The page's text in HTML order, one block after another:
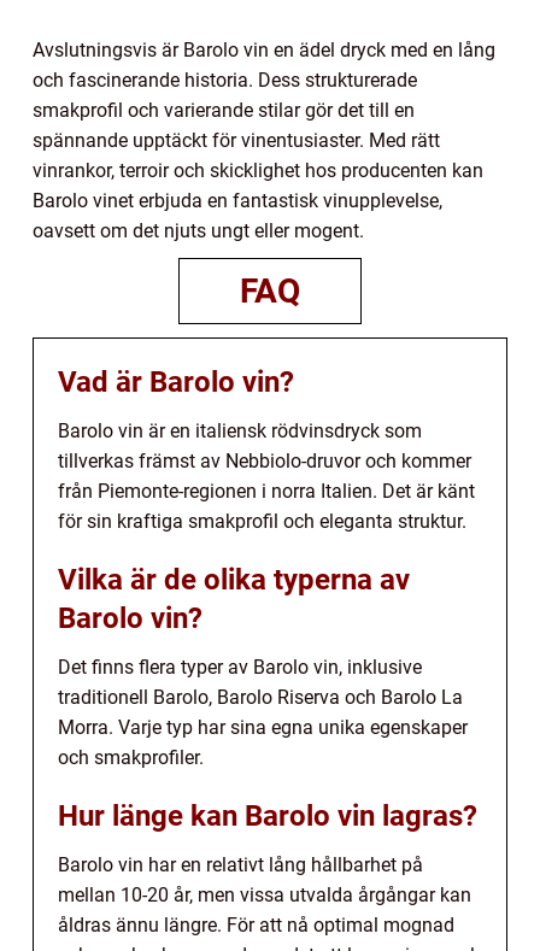
Avslutningsvis är Barolo vin en ädel dryck med en lång
och fascinerande historia. Dess strukturerade
smakprofil och varierande stilar gör det till en
spännande upptäckt för vinentusiaster. Med rätt
vinrankor, terroir och skicklighet hos producenten kan
Barolo vinet erbjuda en fantastisk vinupplevelse,
oavsett om det njuts ungt eller mogent.
FAQ
Vad är Barolo vin?
Barolo vin är en italiensk rödvinsdryck som
tillverkas främst av Nebbiolo-druvor och kommer
från Piemonte-regionen i norra Italien. Det är känt
för sin kraftiga smakprofil och eleganta struktur.
Vilka är de olika typerna av
Barolo vin?
Det finns flera typer av Barolo vin, inklusive
traditionell Barolo, Barolo Riserva och Barolo La
Morra. Varje typ har sina egna unika egenskaper
och smakprofiler.
Hur länge kan Barolo vin lagras?
Barolo vin har en relativt lång hållbarhet på
mellan 10-20 år, men vissa utvalda årgångar kan
åldras ännu längre. För att nå optimal mognad